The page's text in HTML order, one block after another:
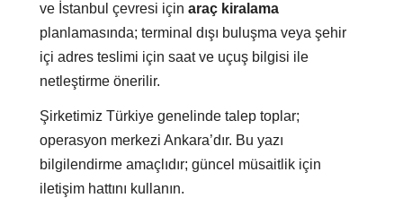
ve İstanbul çevresi içinaraç kiralama
planlamasında; terminal dışı buluşma veya şehir
içi adres teslimi için saat ve uçuş bilgisi ile
netleştirme önerilir.
Şirketimiz Türkiye genelinde talep toplar;
operasyon merkezi Ankara’dır. Bu yazı
bilgilendirme amaçlıdır; güncel müsaitlik için
iletişim hattını kullanın.